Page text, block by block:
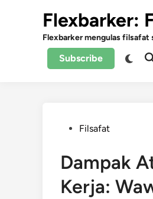
Flexbarker:
Flexbarker mengulas filsafat
Subscribe
PostedFilsafat
Dampak
Kerja: